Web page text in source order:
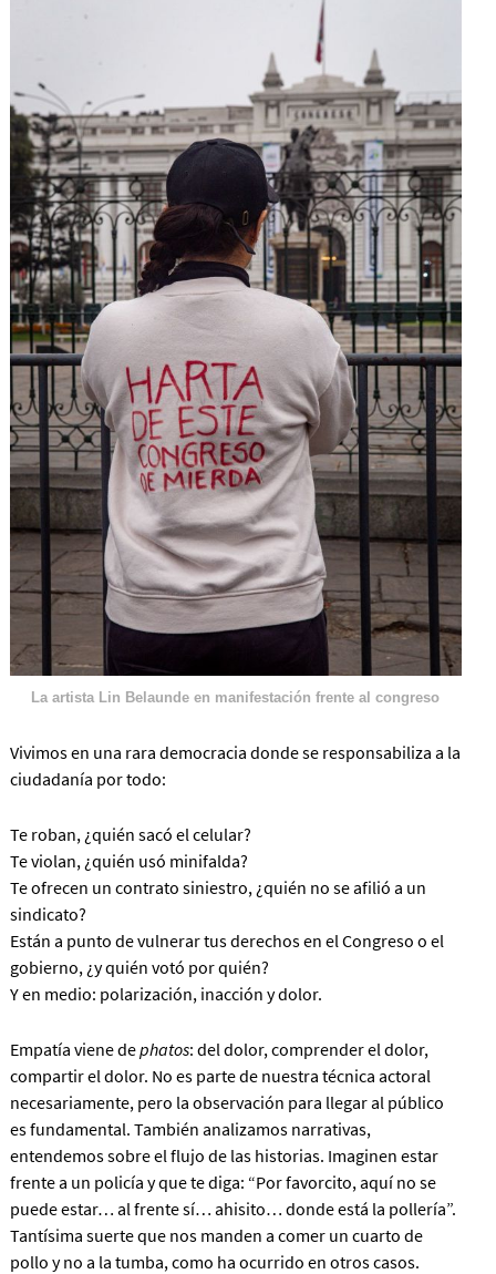
La artista Lin Belaunde en manifestación frente al congreso
Vivimos en una rara democracia donde se responsabiliza a la
ciudadanía por todo:
Te roban, ¿quién sacó el celular?
Te violan, ¿quién usó minifalda?
Te ofrecen un contrato siniestro, ¿quién no se afilió a un
sindicato?
Están a punto de vulnerar tus derechos en el Congreso o el
gobierno, ¿y quién votó por quién?
Y en medio: polarización, inacción y dolor.
Empatía viene dephatos: del dolor, comprender el dolor,
compartir el dolor. No es parte de nuestra técnica actoral
necesariamente, pero la observación para llegar al público
es fundamental. También analizamos narrativas,
entendemos sobre el flujo de las historias. Imaginen estar
frente a un policía y que te diga: “Por favorcito, aquí no se
puede estar… al frente sí… ahisito… donde está la pollería”.
Tantísima suerte que nos manden a comer un cuarto de
pollo y no a la tumba, como ha ocurrido en otros casos.